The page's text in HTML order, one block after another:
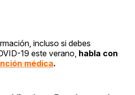
incluso si debes
19 este verano, habla con
médica.